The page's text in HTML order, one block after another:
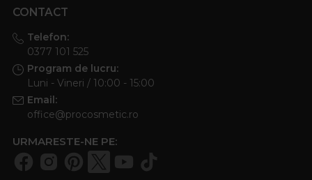
CONTACT
Telefon:
0377 101 525
Program de lucru:
Luni - Vineri / 10:00 - 15:00
Email:
office@procosmetic.ro
URMARESTE-NE PE: